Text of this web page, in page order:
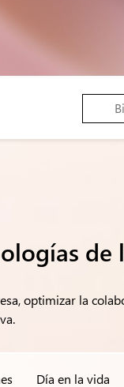
optimizar la
Día en la vida